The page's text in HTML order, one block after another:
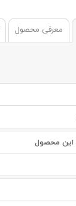
معرفی محصول
این محصول